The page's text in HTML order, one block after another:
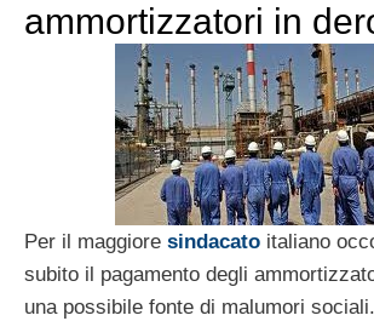
ammortizzatori in
Per il maggiore sindacato italiano
subito il pagamento degli
una possibile fonte di malumori sociali.